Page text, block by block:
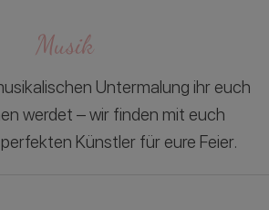
Musik
Untermalung ihr euch
werdet – wir finden mit euch
Künstler für eure Feier.